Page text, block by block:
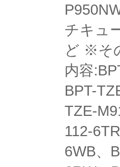
チキュ
ど ※そ
内容
BPT-
TZE-
112-
6WB、